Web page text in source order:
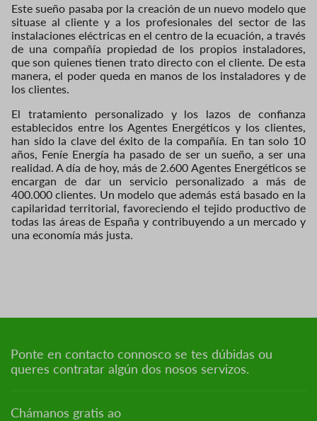
Este sueño pasaba por la creación de un nuevo modelo que
situase al cliente y a los profesionales del sector de las
instalaciones eléctricas en el centro de la ecuación, a través
de una compañía propiedad de los propios instaladores,
que son quienes tienen trato directo con el cliente. De esta
manera, el poder queda en manos de los instaladores y de
los clientes.
El tratamiento personalizado y los lazos de confianza
establecidos entre los Agentes Energéticos y los clientes,
han sido la clave del éxito de la compañía. En tan solo 10
años, Feníe Energía ha pasado de ser un sueño, a ser una
realidad. A día de hoy, más de 2.600 Agentes Energéticos se
encargan de dar un servicio personalizado a más de
400.000 clientes. Un modelo que además está basado en la
capilaridad territorial, favoreciendo el tejido productivo de
todas las áreas de España y contribuyendo a un mercado y
una economía más justa.
Ponte en contacto connosco se tes dúbidas ou
queres contratar algún dos nosos servizos.
Chámanos gratis ao